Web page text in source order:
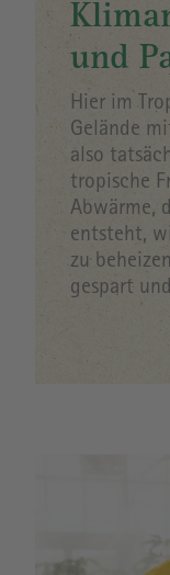
und
Hier im
Gelände
also
tropische
Abwärme,
entsteht,
zu
gespart